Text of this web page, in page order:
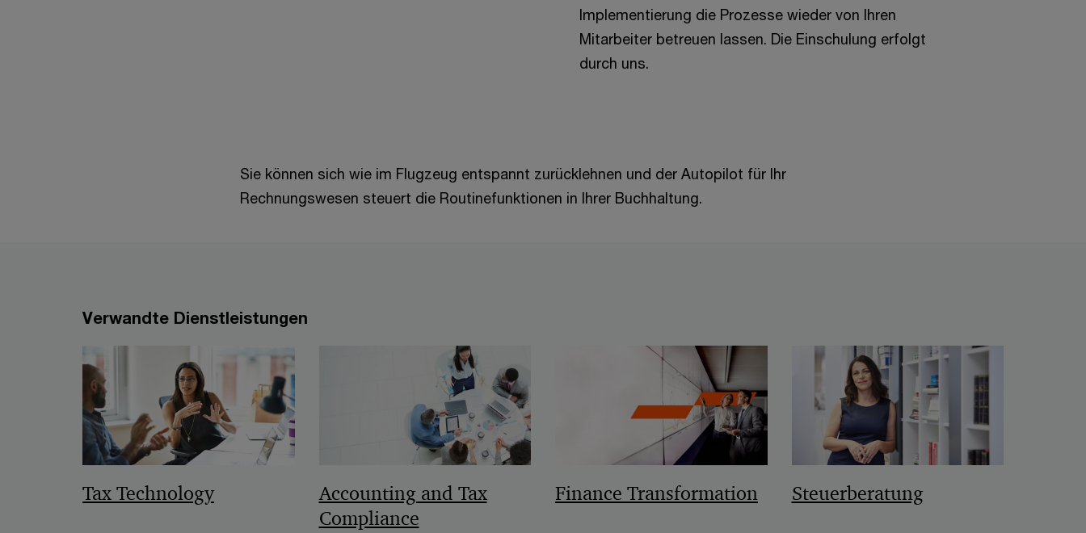
Implementierung die Prozesse wieder von Ihren
Mitarbeiter betreuen lassen. Die Einschulung erfolgt
durch uns.
Sie können sich wie im Flugzeug entspannt zurücklehnen und der Autopilot für Ihr
Rechnungswesen steuert die Routinefunktionen in Ihrer Buchhaltung.
Verwandte Dienstleistungen
Tax Technology
Accounting and Tax
Compliance
Finance Transformation Steuerberatung